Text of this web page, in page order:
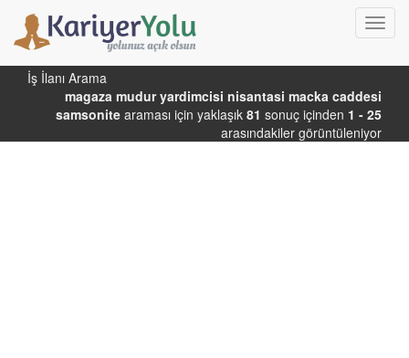
İş İlanı Arama
magaza mudur yardimcisi nisantasi macka caddesi
samsonite araması için yaklaşık 81 sonuç içinden 1 - 25
arasındakiler görüntüleniyor